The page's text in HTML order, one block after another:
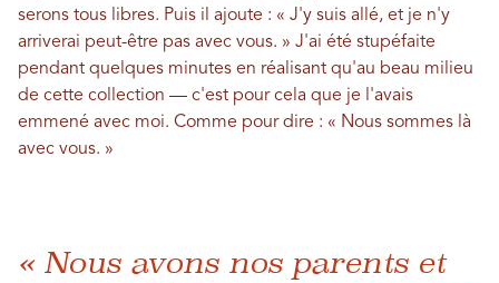
serons tous libres. Puis il ajoute : « J'y suis allé, et je n'y
arriverai peut-être pas avec vous. » J'ai été stupéfaite
pendant quelques minutes en réalisant qu'au beau milieu
de cette collection — c'est pour cela que je l'avais
emmené avec moi. Comme pour dire : « Nous sommes là
avec vous. »
« Nous avons nos parents et